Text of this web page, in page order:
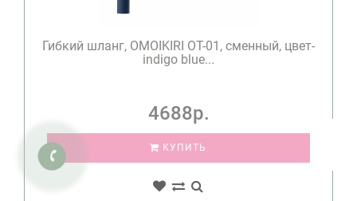
Гибкий шланг, OMOIKIRI OT-01, сменный, цвет-
indigo blue...
4688р.
КУПИТЬ